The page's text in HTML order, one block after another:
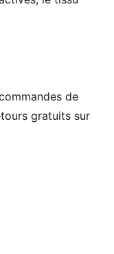
jeu,
d'une sortie
entre amis,
de
gratuits sur